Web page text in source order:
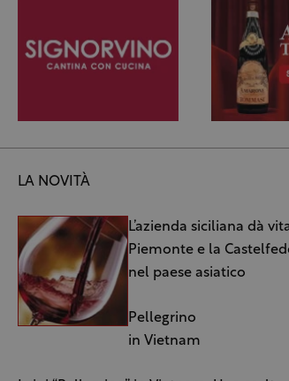
LA NOVITÀ
L’azienda siciliana dà
Piemonte e la
nel paese asiatico
Pellegrino
in Vietnam